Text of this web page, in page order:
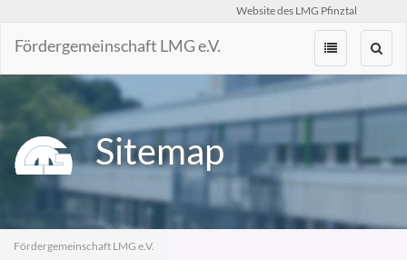
Zum
springen
Website des LMG Pfinztal
Fördergemeinschaft LMG e.V.
Sitemap
Fördergemeinschaft LMG e.V.